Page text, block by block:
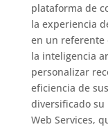
plataforma de
la experiencia
en un referente
la inteligencia
personalizar
eficiencia de
diversificado su
Web Services,